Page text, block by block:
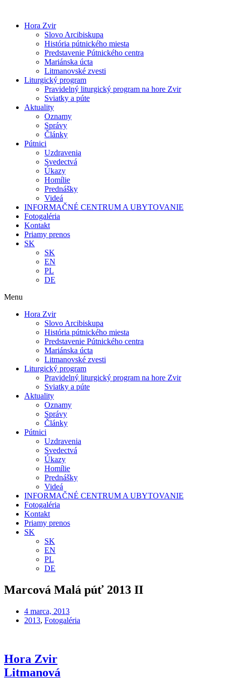
obsah
Hora Zvir
Slovo Arcibiskupa
História pútnického miesta
Predstavenie Pútnického centra
Mariánska úcta
Litmanovské zvesti
Liturgický program
Pravidelný liturgický program na hore Zvir
Sviatky a púte
Aktuality
Oznamy
Správy
Články
Pútnici
Uzdravenia
Svedectvá
Úkazy
Homílie
Prednášky
Videá
INFORMAČNÉ CENTRUM A UBYTOVANIE
Fotogaléria
Kontakt
Priamy prenos
SK
SK
EN
PL
DE
Menu
Hora Zvir
Slovo Arcibiskupa
História pútnického miesta
Predstavenie Pútnického centra
Mariánska úcta
Litmanovské zvesti
Liturgický program
Pravidelný liturgický program na hore Zvir
Sviatky a púte
Aktuality
Oznamy
Správy
Články
Pútnici
Uzdravenia
Svedectvá
Úkazy
Homílie
Prednášky
Videá
INFORMAČNÉ CENTRUM A UBYTOVANIE
Fotogaléria
Kontakt
Priamy prenos
SK
SK
EN
PL
DE
Marcová Malá púť 2013 II
4 marca, 2013
2013, Fotogaléria
Hora Zvir
Litmanová